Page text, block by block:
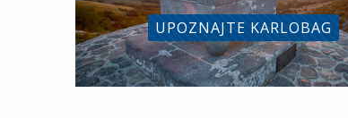
UPOZNAJTE KARLOBAG